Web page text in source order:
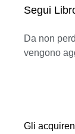
Segui
Da non
vengono
Gli